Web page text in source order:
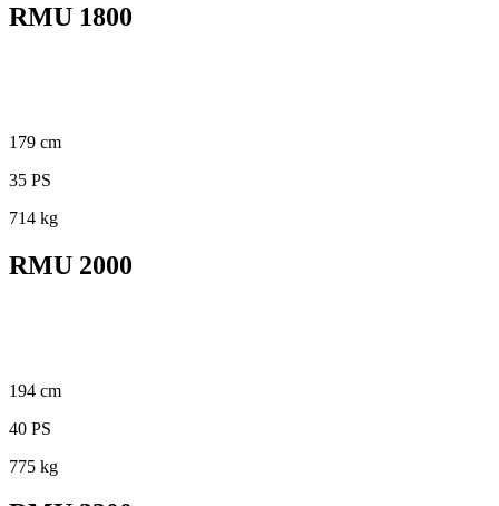
RMU 1800
179 cm
35 PS
714 kg
RMU 2000
194 cm
40 PS
775 kg